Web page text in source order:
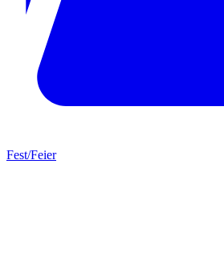
Fest/Feier